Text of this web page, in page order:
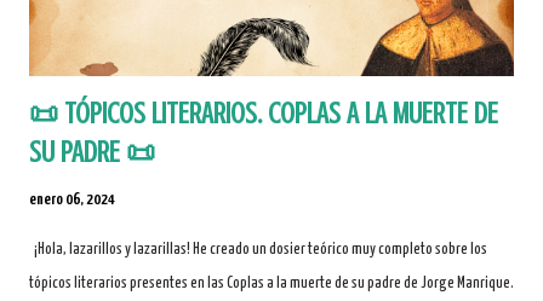
📜 TÓPICOS LITERARIOS. COPLAS A LA MUERTE DE
SU PADRE 📜
enero 06, 2024
¡Hola, lazarillos y lazarillas! He creado un dosier teórico muy completo sobre los
tópicos literarios presentes en las Coplas a la muerte de su padre de Jorge Manrique.